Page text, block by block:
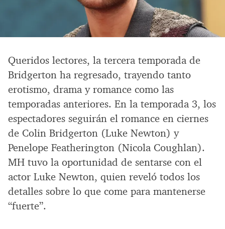
Queridos lectores, la tercera temporada de
Bridgerton ha regresado, trayendo tanto
erotismo, drama y romance como las
temporadas anteriores. En la temporada 3, los
espectadores seguirán el romance en ciernes
de Colin Bridgerton (Luke Newton) y
Penelope Featherington (Nicola Coughlan).
MH tuvo la oportunidad de sentarse con el
actor Luke Newton, quien reveló todos los
detalles sobre lo que come para mantenerse
“fuerte”.